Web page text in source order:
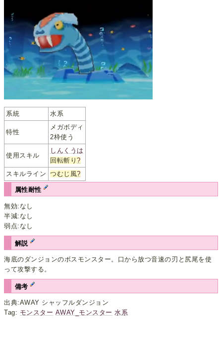
系統 水系
特性
メガボディ
2枠使う
使用スキル
しんくうは
回転斬り?
スキルライン つむじ風?
属性耐性
無効:なし
半減:なし
弱点:なし
解説
海底のダンジョンのボスモンスター。口から放つ音速の刃と尻尾を使
って攻撃する。
備考
出典:AWAY シャッフルダンジョン
Tag: モンスター AWAY_モンスター 水系